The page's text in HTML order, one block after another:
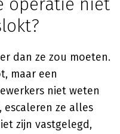
dan ze zou moeten.
maar een
niet weten
escaleren ze alles
zijn vastgelegd,